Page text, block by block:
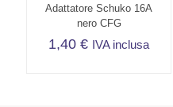
Adattatore Schuko 16A
nero CFG
1,40€ IVA inclusa